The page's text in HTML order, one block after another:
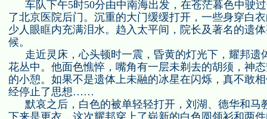
车队下午5时50分由中南海出发，在苍茫暮色中驶
了北京医院后门。沉重的大门缓缓打开，一些身穿白
少人眼眶内充满泪水。趋入太平间，院长及著名的遗
候。
走近灵床，心头顿时一震，昏黄的灯光下，耀邦遗
花丛中。他面色憔悴，嘴角有一层未剃去的胡须，神
的小憩。如果不是遗体上未融的冰星在闪烁，真不敢
经停止了思想……
默哀之后，白色的被单轻轻打开，刘湖、德华和马
下来是更衣，这次耀邦穿上了崭新的白色圆领衫和两